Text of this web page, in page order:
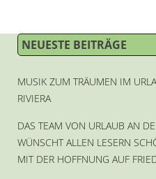
NEUESTE BEITRÄGE
MUSIK ZUM TRÄUMEN IM
RIVIERA
DAS TEAM VON URLAUB AN
WÜNSCHT ALLEN LESERN
MIT DER HOFFNUNG AUF